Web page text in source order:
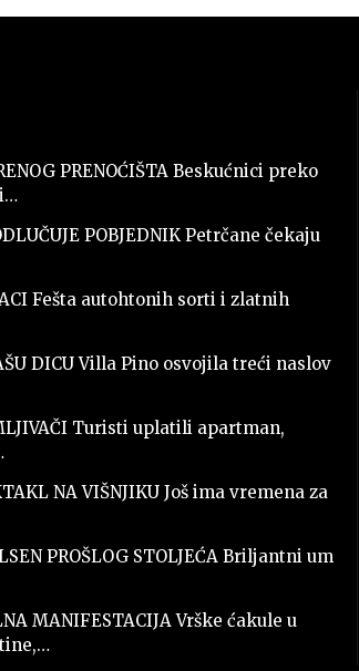
PRENOĆIŠTA Beskućnici preko
POBJEDNIK Petrčane čekaju
Fešta autohtonih sorti i zlatnih
DICU Villa Pino osvojila treći naslov
Turisti uplatili apartman,
NA VIŠNJIKU Još ima vremena za
PROŠLOG STOLJEĆA Briljantni um
MANIFESTACIJA Vrške ćakule u